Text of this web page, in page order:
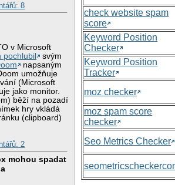
8
v Microsoft
pochlubil
svým
napsaným
umožňuje
(Microsoft
jako monitor.
běží na pozadí
hry vkládá
(clipboard)
2
mohou spadat
check website spam
score
Keyword Position
Checker
Keyword Position
Tracker
moz checker
moz spam score
checker
Seo Metrics Checker